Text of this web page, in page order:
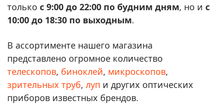
только с 9:00 до 22:00 по будним дням, но и с
10:00 до 18:30 по выходным.
В ассортименте нашего магазина
представлено огромное количество
телескопов, биноклей, микроскопов,
зрительных труб, луп и других оптических
приборов известных брендов.